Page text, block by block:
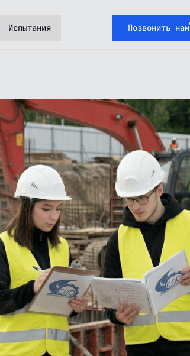
Позвонить нам
Испытания